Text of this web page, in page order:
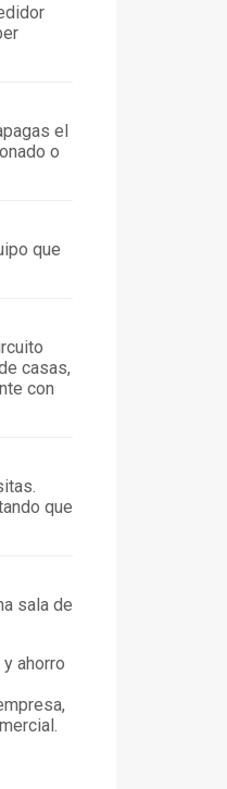
el
o
que
casas,
con
que
sala de
ahorro